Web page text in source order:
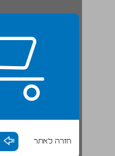
חזרה לאתר